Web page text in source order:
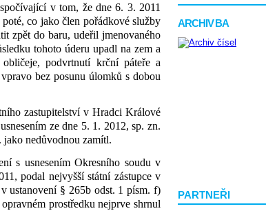
ARCHIV BA
PARTNEŘI
v tom, že dne 6. 3. 2011
co jako člen pořádkové služby
zpět do baru, udeřil jmenovaného
tohoto úderu upadl na zem a
podvrtnutí krční páteře a
bez posunu úlomků s dobou
zastupitelství v Hradci Králové
ze dne 5. 1. 2012, sp. zn.
jako nedůvodnou zamítl.
s usnesením Okresního soudu v
podal nejvyšší státní zástupce v
ustanovení § 265b odst. 1 písm. f)
prostředku nejprve shrnul